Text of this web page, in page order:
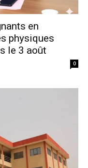
en
physiques
le 3 août
0